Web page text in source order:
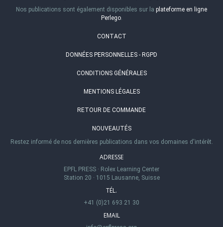
Nos publications sont également disponibles sur la plateforme en ligne
Perlego.
CONTACT
DONNÉES PERSONNELLES - RGPD
CONDITIONS GÉNÉRALES
MENTIONS LÉGALES
RETOUR DE COMMANDE
NOUVEAUTÉS
Restez informé de nos dernières publications dans vos domaines d'intérêt.
ADRESSE
EPFL PRESS · Rolex Learning Center
Station 20 · 1015 Lausanne, Suisse
TÉL.
+41 (0)21 693 21 30
EMAIL